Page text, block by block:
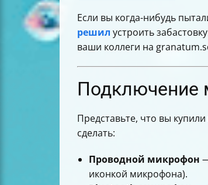
Итоговая таблица
Если вы когда-нибудь
решил устроить
ваши коллеги на
Подключение
Представьте, что вы
сделать:
Проводной микрофон
иконкой микрофона).